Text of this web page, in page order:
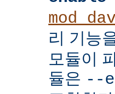
mod_dav
리 기능
모듈이
듈은 --